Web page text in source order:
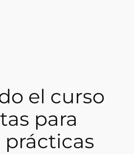
el curso
para
prácticas